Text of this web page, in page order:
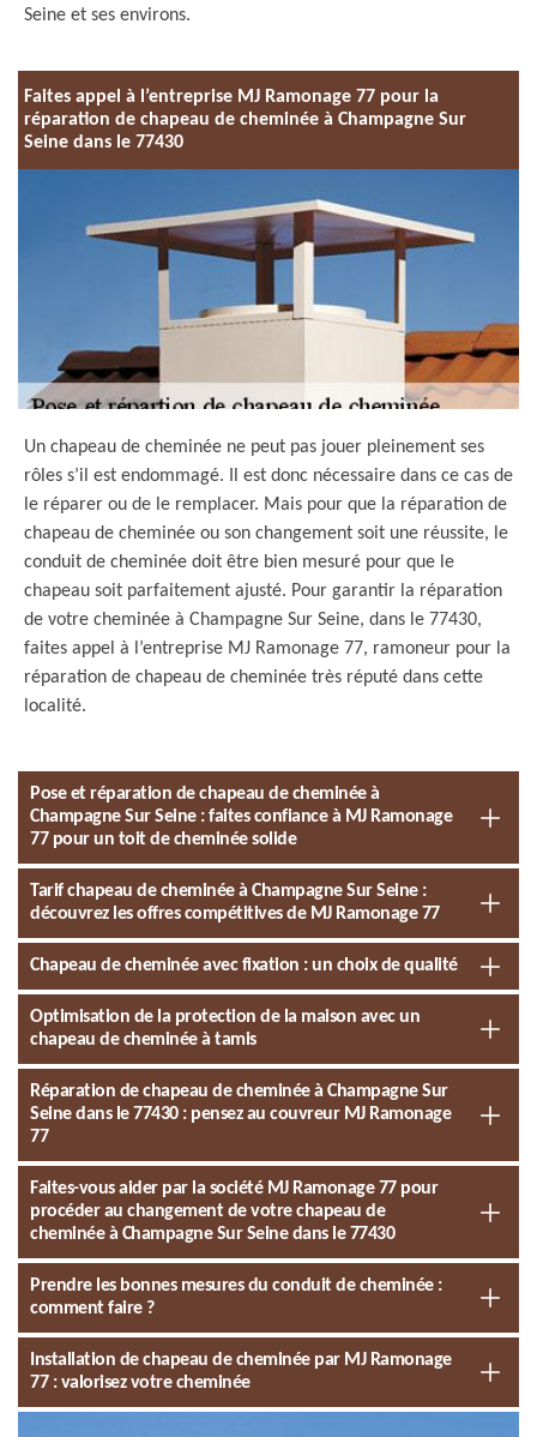
Seine et ses environs.
Faites appel à l’entreprise MJ Ramonage 77 pour la
réparation de chapeau de cheminée à Champagne Sur
Seine dans le 77430
Un chapeau de cheminée ne peut pas jouer pleinement ses
rôles s’il est endommagé. Il est donc nécessaire dans ce cas de
le réparer ou de le remplacer. Mais pour que la réparation de
chapeau de cheminée ou son changement soit une réussite, le
conduit de cheminée doit être bien mesuré pour que le
chapeau soit parfaitement ajusté. Pour garantir la réparation
de votre cheminée à Champagne Sur Seine, dans le 77430,
faites appel à l’entreprise MJ Ramonage 77, ramoneur pour la
réparation de chapeau de cheminée très réputé dans cette
localité.
Pose et réparation de chapeau de cheminée à
Champagne Sur Seine : faites confiance à MJ Ramonage
77 pour un toit de cheminée solide
Tarif chapeau de cheminée à Champagne Sur Seine :
découvrez les offres compétitives de MJ Ramonage 77
Chapeau de cheminée avec fixation : un choix de qualité
Optimisation de la protection de la maison avec un
chapeau de cheminée à tamis
Réparation de chapeau de cheminée à Champagne Sur
Seine dans le 77430 : pensez au couvreur MJ Ramonage
77
Faites-vous aider par la société MJ Ramonage 77 pour
procéder au changement de votre chapeau de
cheminée à Champagne Sur Seine dans le 77430
Prendre les bonnes mesures du conduit de cheminée :
comment faire ?
Installation de chapeau de cheminée par MJ Ramonage
77 : valorisez votre cheminée